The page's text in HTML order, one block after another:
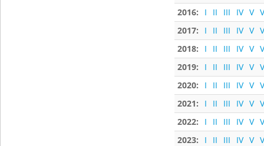
2016:
I II III IV V
2017:
I II III IV V
2018:
I II III IV V
2019:
I II III IV V
2020:
I II III IV V
2021:
I II III IV V
2022:
I II III IV V
2023:
I II III IV V